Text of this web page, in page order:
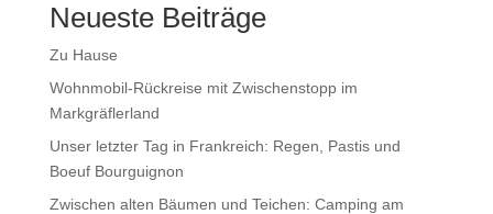
Neueste Beiträge
Zu Hause
Wohnmobil-Rückreise mit Zwischenstopp im
Markgräflerland
Unser letzter Tag in Frankreich: Regen, Pastis und
Boeuf Bourguignon
Zwischen alten Bäumen und Teichen: Camping am